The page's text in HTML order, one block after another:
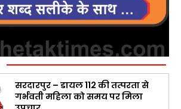
सरदारपुर – डायल 112 की तत्परता से
गर्भवती महिला को समय पर मिला